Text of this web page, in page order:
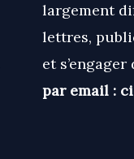
largement
lettres,
et
par email :